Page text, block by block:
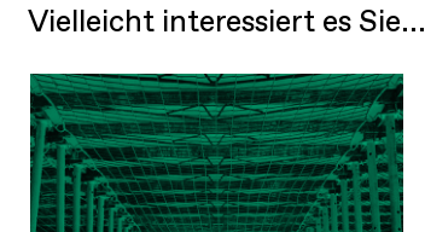
Vielleicht interessiert es Sie...